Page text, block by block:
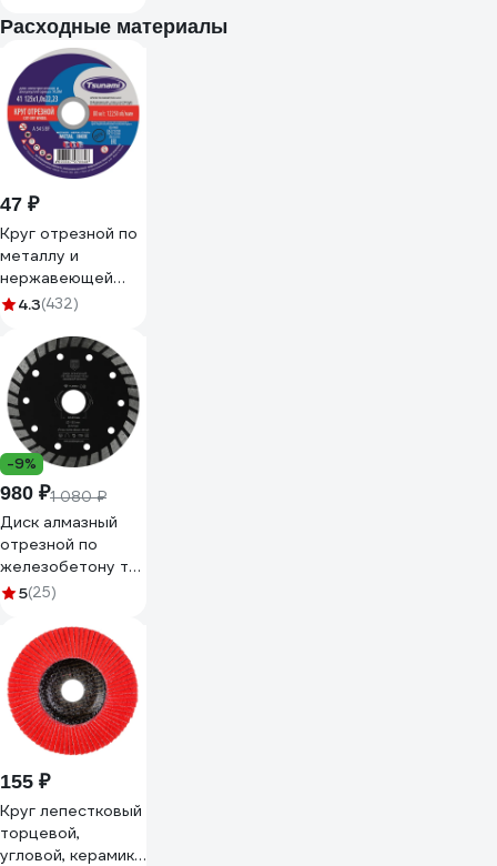
Расходные материалы
47 ₽
Круг отрезной по
металлу и
нержавеющей
стали (125х1,0х22
Tsunami
D16101251022000
4.3(432)
-9%
980 ₽1 080 ₽
Диск алмазный
отрезной по
железобетону тип
турбо
Berger BG BG1608
5(25)
155 ₽
Круг лепестковый
торцевой,
угловой, керамика